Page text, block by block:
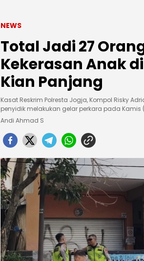
NEWS
Total Jadi 27
Kekerasan Anak
Kian Panjang
Kasat Reskrim Polresta Jogja, Kompol Risky
penyidik melakukan gelar perkara pada Kamis
Andi Ahmad S